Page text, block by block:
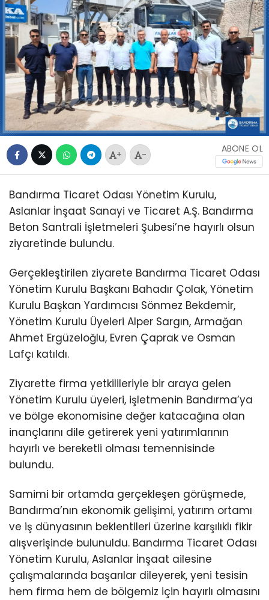
+ -
ABONE OL
Bandırma Ticaret Odası Yönetim Kurulu,
Aslanlar İnşaat Sanayi ve Ticaret A.Ş. Bandırma
Beton Santrali İşletmeleri Şubesi’ne hayırlı olsun
ziyaretinde bulundu.
Gerçekleştirilen ziyarete Bandırma Ticaret Odası
Yönetim Kurulu Başkanı Bahadır Çolak, Yönetim
Kurulu Başkan Yardımcısı Sönmez Bekdemir,
Yönetim Kurulu Üyeleri Alper Sargın, Armağan
Ahmet Ergüzeloğlu, Evren Çaprak ve Osman
Lafçı katıldı.
Ziyarette firma yetkilileriyle bir araya gelen
Yönetim Kurulu üyeleri, işletmenin Bandırma’ya
ve bölge ekonomisine değer katacağına olan
inançlarını dile getirerek yeni yatırımlarının
hayırlı ve bereketli olması temennisinde
bulundu.
Samimi bir ortamda gerçekleşen görüşmede,
Bandırma’nın ekonomik gelişimi, yatırım ortamı
ve iş dünyasının beklentileri üzerine karşılıklı fikir
alışverişinde bulunuldu. Bandırma Ticaret Odası
Yönetim Kurulu, Aslanlar İnşaat ailesine
çalışmalarında başarılar dileyerek, yeni tesisin
hem firma hem de bölgemiz için hayırlı olmasını